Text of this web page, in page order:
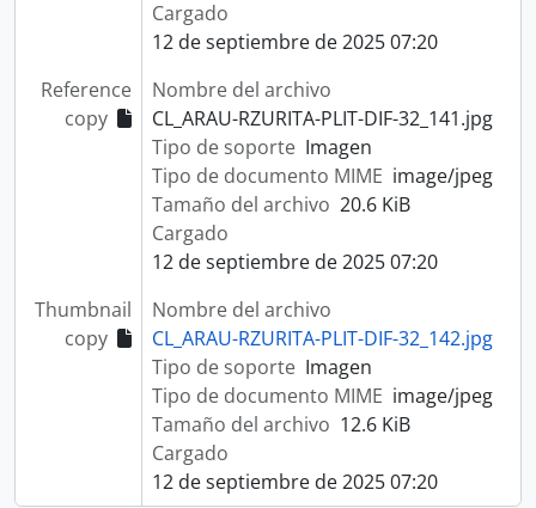
Cargado
12 de septiembre de 2025 07:20
Reference
copy
Nombre del archivo
CL_ARAU-RZURITA-PLIT-DIF-32_141.jpg
Tipo de soporte Imagen
Tipo de documento MIME image/jpeg
Tamaño del archivo 20.6 KiB
Cargado
12 de septiembre de 2025 07:20
Thumbnail
copy
Nombre del archivo
CL_ARAU-RZURITA-PLIT-DIF-32_142.jpg
Tipo de soporte Imagen
Tipo de documento MIME image/jpeg
Tamaño del archivo 12.6 KiB
Cargado
12 de septiembre de 2025 07:20